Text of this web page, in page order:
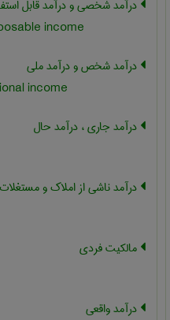
درآمد شخصی و درآمد قابل
income
درآمد شخص و درآمد ملی
income
درآمد جاری ، درآمد حال
درآمد ناشی از املاک و مستغلات
مالکیت فردی
درآمد واقعی